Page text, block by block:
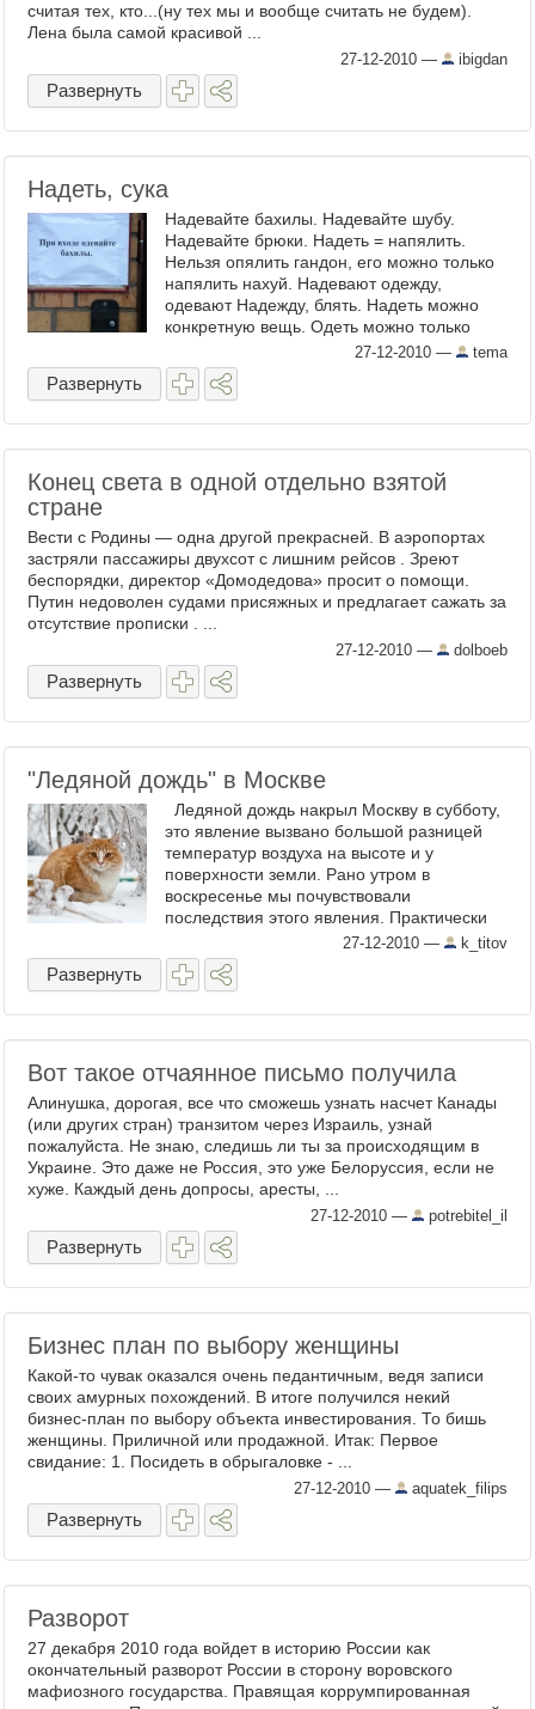
считая тех, кто...(ну тех мы и вообще считать не будем).
Лена была самой красивой ...
27-12-2010 — ibigdan
Развернуть
Надеть, сука
Надевайте бахилы. Надевайте шубу.
Надевайте брюки. Надеть = напялить.
Нельзя опялить гандон, его можно только
напялить нахуй. Надевают одежду,
одевают Надежду, блять. Надеть можно
конкретную вещь. Одеть можно только
кого-либо, а не что-либо. ...27-12-2010 — tema
Развернуть
Конец света в одной отдельно взятой
стране
Вести с Родины — одна другой прекрасней. В аэропортах
застряли пассажиры двухсот с лишним рейсов . Зреют
беспорядки, директор «Домодедова» просит о помощи.
Путин недоволен судами присяжных и предлагает сажать за
отсутствие прописки . ...
27-12-2010 — dolboeb
Развернуть
"Ледяной дождь" в Москве
Ледяной дождь накрыл Москву в субботу,
это явление вызвано большой разницей
температур воздуха на высоте и у
поверхности земли. Рано утром в
воскресенье мы почувствовали
последствия этого явления. Практически
все на улице покрылось ...27-12-2010 — k_titov
Развернуть
Вот такое отчаянное письмо получила
Алинушка, дорогая, все что сможешь узнать насчет Канады
(или других стран) транзитом через Израиль, узнай
пожалуйста. Не знаю, следишь ли ты за происходящим в
Украине. Это даже не Россия, это уже Белоруссия, если не
хуже. Каждый день допросы, аресты, ...
27-12-2010 — potrebitel_il
Развернуть
Бизнес план по выбору женщины
Какой-то чувак оказался очень педантичным, ведя записи
своих амурных похождений. В итоге получился некий
бизнес-план по выбору объекта инвестирования. То бишь
женщины. Приличной или продажной. Итак: Первое
свидание: 1. Посидеть в обрыгаловке - ...
27-12-2010 — aquatek_filips
Развернуть
Разворот
27 декабря 2010 года войдет в историю России как
окончательный разворот России в сторону воровского
мафиозного государства. Правящая коррумпированная